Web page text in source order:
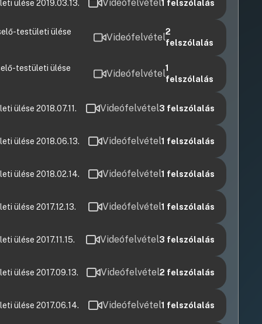
ülése 2019.03.13. Videófelvétel1 felszólalás
testületi ülése
Videófelvétel2
felszólalás
testületi ülése
Videófelvétel1
felszólalás
ülése 2018.07.11. Videófelvétel3 felszólalás
ülése 2018.06.13. Videófelvétel1 felszólalás
ülése 2018.02.14. Videófelvétel1 felszólalás
ülése 2017.12.13. Videófelvétel1 felszólalás
ülése 2017.11.15. Videófelvétel3 felszólalás
ülése 2017.09.13. Videófelvétel2 felszólalás
ülése 2017.06.14. Videófelvétel1 felszólalás